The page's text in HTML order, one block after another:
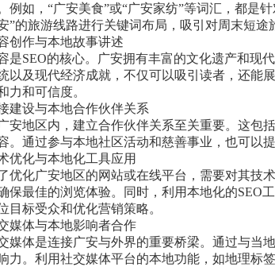
例如，“广安美食”或“广安家纺”等词汇，都是
”的旅游线路进行关键词布局，吸引对周末短途
创作与本地故事讲述
是SEO的核心。广安拥有丰富的文化遗产和现
以及现代经济成就，不仅可以吸引读者，还能
力和可信度。
建设与本地合作伙伴关系
安地区内，建立合作伙伴关系至关重要。这包
。通过参与本地社区活动和慈善事业，也可以
优化与本地化工具应用
优化广安地区的网站或在线平台，需要对其技
保最佳的浏览体验。同时，利用本地化的SEO
目标受众和优化营销策略。
媒体与本地影响者合作
媒体是连接广安与外界的重要桥梁。通过与当
力。利用社交媒体平台的本地功能，如地理标